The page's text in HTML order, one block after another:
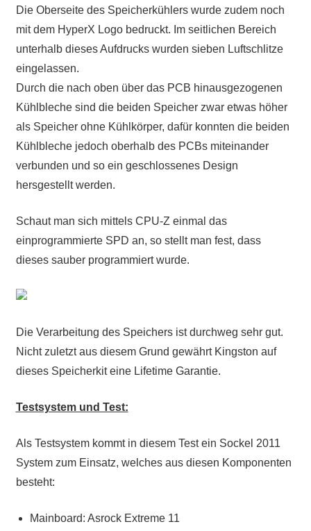
Die Oberseite des Speicherkühlers wurde zudem noch
mit dem HyperX Logo bedruckt. Im seitlichen Bereich
unterhalb dieses Aufdrucks wurden sieben Luftschlitze
eingelassen.
Durch die nach oben über das PCB hinausgezogenen
Kühlbleche sind die beiden Speicher zwar etwas höher
als Speicher ohne Kühlkörper, dafür konnten die beiden
Kühlbleche jedoch oberhalb des PCBs miteinander
verbunden und so ein geschlossenes Design
hersgestellt werden.
Schaut man sich mittels CPU-Z einmal das
einprogrammierte SPD an, so stellt man fest, dass
dieses sauber programmiert wurde.
Die Verarbeitung des Speichers ist durchweg sehr gut.
Nicht zuletzt aus diesem Grund gewährt Kingston auf
dieses Speicherkit eine Lifetime Garantie.
Testsystem und Test:
Als Testsystem kommt in diesem Test ein Sockel 2011
System zum Einsatz, welches aus diesen Komponenten
besteht:
Mainboard: Asrock Extreme 11